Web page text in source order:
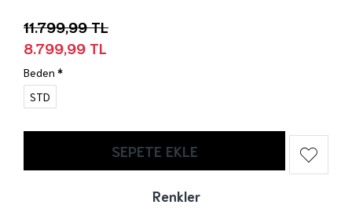
Renkler
8.799,99 TL
11.799,99 TL
Beden
STD
SEPETE EKLE